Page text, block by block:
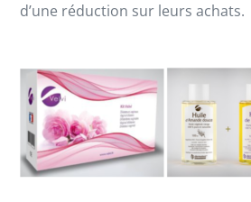
d’une réduction sur leurs achats.